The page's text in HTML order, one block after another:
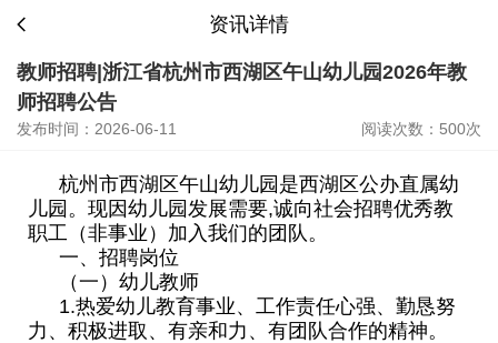
资讯详情
教师招聘|浙江省杭州市西湖区午山幼儿园2026年教
师招聘公告
发布时间：2026-06-11 阅读次数：500次
杭州市西湖区午山幼儿园是西湖区公办直属幼
儿园。现因幼儿园发展需要,诚向社会招聘优秀教
职工（非事业）加入我们的团队。
一、招聘岗位
（一）幼儿教师
1.热爱幼儿教育事业、工作责任心强、勤恳努
力、积极进取、有亲和力、有团队合作的精神。